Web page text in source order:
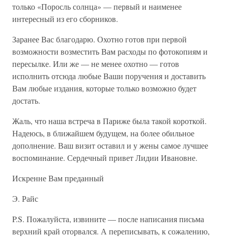
только «Поросль солнца» — первый и наименее
интересный из его сборников.
Заранее Вас благодарю. Охотно готов при первой
возможности возместить Вам расходы по фотокопиям и
пересылке. Или же — не менее охотно — готов
исполнить отсюда любые Ваши поручения и доставить
Вам любые издания, которые только возможно будет
достать.
Жаль, что наша встреча в Париже была такой короткой.
Надеюсь, в ближайшем будущем, на более обильное
дополнение. Ваш визит оставил и у жены самое лучшее
воспоминание. Сердечный привет Лидии Ивановне.
Искренне Вам преданный
Э. Райс
P.S. Пожалуйста, извините — после написания письма
верхний край оторвался. А переписывать, к сожалению,